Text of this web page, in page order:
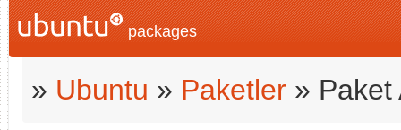
packages
» Ubuntu » Paketler » Paket